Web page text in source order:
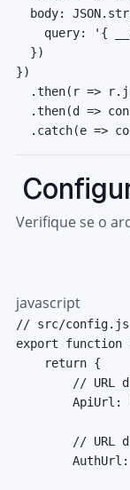
body: JSON.
query:
'{
})
})
.then( r => r.
.then(d =>
. catch(e =>
Verifique se o
javascript
// src/config.js
export
function
return {
// URL
ApiUrl :
// URL
AuthUrl :